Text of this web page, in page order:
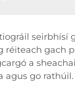
réiteach gach
a
agus go rathúil.